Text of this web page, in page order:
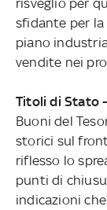
sfidante per la
piano
vendite nei
Titoli di Stato -
Buoni del
storici sul
riflesso lo
punti di
indicazioni